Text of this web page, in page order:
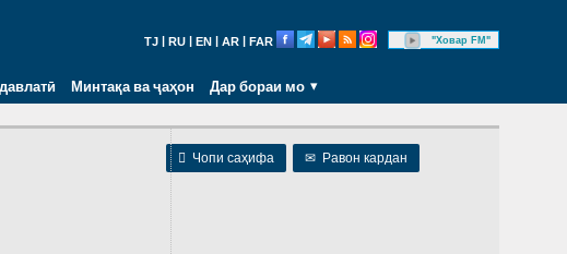
TJ RU EN AR FAR "Ховар FM"
Минтақа ва ҷаҳон Дар бораи мо
 Чопи саҳифа ✉ Равон кардан